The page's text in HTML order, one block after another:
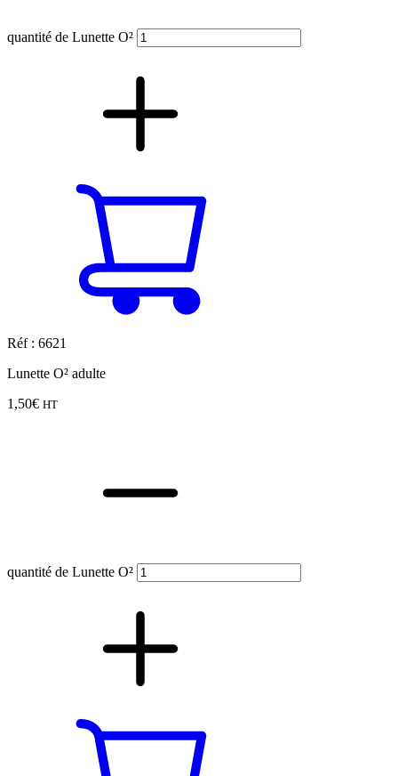
quantité de Lunette O²
Réf : 6621
Lunette O² adulte
1,50€ HT
quantité de Lunette O²